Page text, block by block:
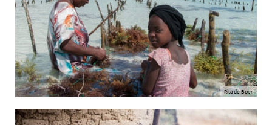
Rita de Boer